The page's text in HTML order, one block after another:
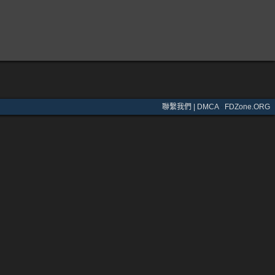
聯繫我們 | DMCA· FDZone.ORG